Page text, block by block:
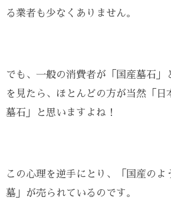
る業者も少なくありません。
でも、一般の消費者が「国産墓石」
を見たら、ほとんどの方が当然「日
墓石」と思いますよね！
この心理を逆手にとり、「国産のよ
墓」が売られているのです。